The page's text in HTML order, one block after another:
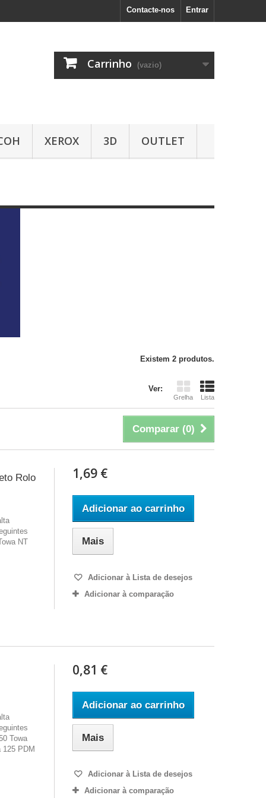
Entrar
Contacte-nos
Carrinho (vazio)
XEROX 3D OUTLET
Existem 2 produtos.
Ver:
Grelha Lista
Comparar (0)
Rolo
NT
1,69 €
Adicionar ao carrinho
Mais
Adicionar à Lista de desejos
Adicionar à comparação
Towa
125 PDM
0,81 €
Adicionar ao carrinho
Mais
Adicionar à Lista de desejos
Adicionar à comparação